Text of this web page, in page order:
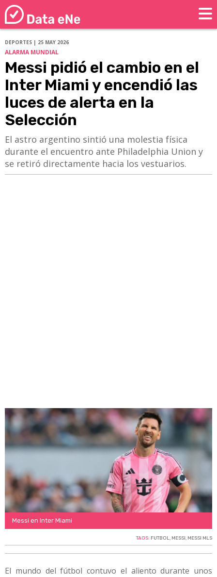
DEPORTES | 25 MAY 2026
ALARMA MUNDIAL
Messi pidió el cambio en el
Inter Miami y encendió las
luces de alerta en la
Selección
​​​​​​​El astro argentino sintió una molestia física
durante el encuentro ante Philadelphia Union y
se retiró directamente hacia los vestuarios.
Messi en Inter Miami
TAGS: FUTBOL, MESSI , MESSI MLS
El mundo del fútbol contuvo el aliento durante unos